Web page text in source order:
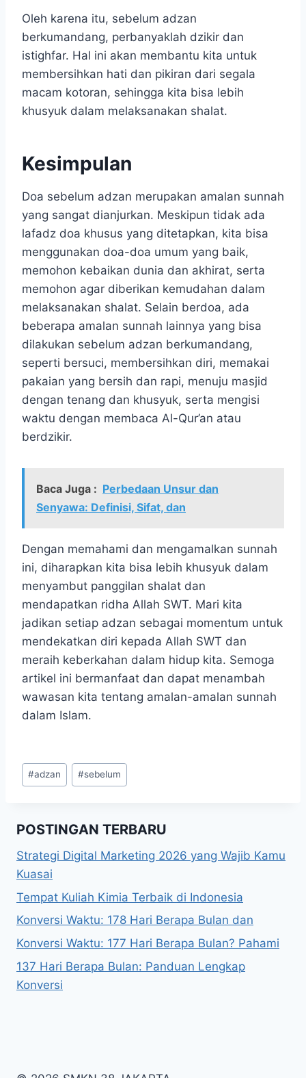
Oleh karena itu, sebelum adzan
berkumandang, perbanyaklah dzikir dan
istighfar. Hal ini akan membantu kita untuk
membersihkan hati dan pikiran dari segala
macam kotoran, sehingga kita bisa lebih
khusyuk dalam melaksanakan shalat.
Kesimpulan
Doa sebelum adzan merupakan amalan sunnah
yang sangat dianjurkan. Meskipun tidak ada
lafadz doa khusus yang ditetapkan, kita bisa
menggunakan doa-doa umum yang baik,
memohon kebaikan dunia dan akhirat, serta
memohon agar diberikan kemudahan dalam
melaksanakan shalat. Selain berdoa, ada
beberapa amalan sunnah lainnya yang bisa
dilakukan sebelum adzan berkumandang,
seperti bersuci, membersihkan diri, memakai
pakaian yang bersih dan rapi, menuju masjid
dengan tenang dan khusyuk, serta mengisi
waktu dengan membaca Al-Qur’an atau
berdzikir.
Baca Juga : Perbedaan Unsur dan
Senyawa: Definisi, Sifat, dan
Dengan memahami dan mengamalkan sunnah
ini, diharapkan kita bisa lebih khusyuk dalam
menyambut panggilan shalat dan
mendapatkan ridha Allah SWT. Mari kita
jadikan setiap adzan sebagai momentum untuk
mendekatkan diri kepada Allah SWT dan
meraih keberkahan dalam hidup kita. Semoga
artikel ini bermanfaat dan dapat menambah
wawasan kita tentang amalan-amalan sunnah
dalam Islam.
Post
Tags:
#adzan #sebelum
POSTINGAN TERBARU
Strategi Digital Marketing 2026 yang Wajib Kamu
Kuasai
Tempat Kuliah Kimia Terbaik di Indonesia
Konversi Waktu: 178 Hari Berapa Bulan dan
Konversi Waktu: 177 Hari Berapa Bulan? Pahami
137 Hari Berapa Bulan: Panduan Lengkap
Konversi